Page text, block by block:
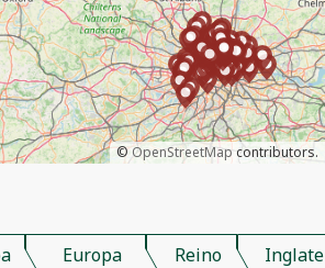
©OpenStreetMapcontributors.
Europa
Reino